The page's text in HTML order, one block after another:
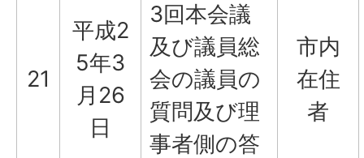
21
平成2
5年3
月26
日
3回本会議
及び議員総
会の議員の
質問及び理
事者側の答
市内
在住
者